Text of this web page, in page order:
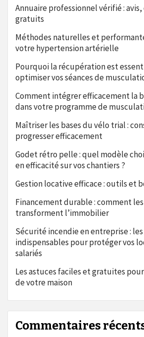
Annuaire professionnel vérifié :
gratuits
Méthodes naturelles et
votre hypertension artérielle
Pourquoi la récupération est
optimiser vos séances de
Comment intégrer efficacement la
dans votre programme de
Maîtriser les bases du vélo trial :
progresser efficacement
Godet rétro pelle : quel modèle
en efficacité sur vos chantiers ?
Gestion locative efficace : outils et
Financement durable : comment
transforment l’immobilier
Sécurité incendie en entreprise :
indispensables pour protéger vos
salariés
Les astuces faciles et gratuites
de votre maison
Commentaires